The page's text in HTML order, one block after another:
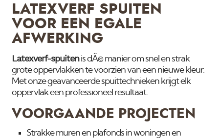
LATEXVERF SPUITEN
VOOR EEN EGALE
AFWERKING
Latexverf-spuitenis dÃ© manier om snel en strak
grote oppervlakken te voorzien van een nieuwe kleur.
Met onze geavanceerde spuittechnieken krijgt elk
oppervlak een professioneel resultaat.
VOORGAANDE PROJECTEN
Strakke muren en plafonds in woningen en